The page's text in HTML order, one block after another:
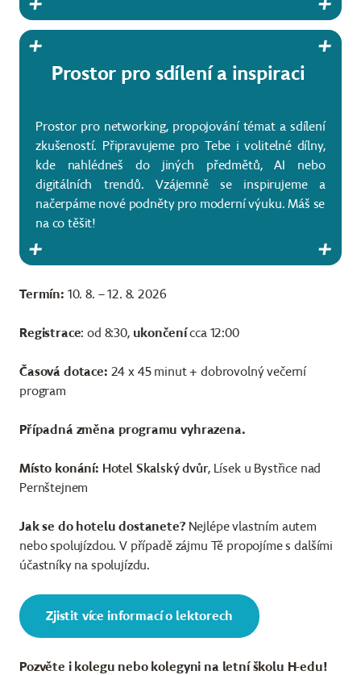
Prostor pro sdílení a inspiraci
Prostor pro networking, propojování témat a sdílení
zkušeností. Připravujeme pro Tebe i volitelné dílny,
kde nahlédneš do jiných předmětů, AI nebo
digitálních trendů. Vzájemně se inspirujeme a
načerpáme nové podněty pro moderní výuku. Máš se
na co těšit!
Termín: 10. 8. – 12. 8. 2026
Registrace: od 8:30, ukončenícca 12:00
Časová dotace: 24 x 45 minut + dobrovolný večerní
program
Případná změna programu vyhrazena.
Místo konání: Hotel Skalský dvůr, Lísek u Bystřice nad
Pernštejnem
Jak se do hotelu dostanete?Nejlépe vlastním autem
nebo spolujízdou. V případě zájmu Tě propojíme s dalšími
účastníky na spolujízdu.
Zjistit více informací o lektorech
Pozvěte i kolegu nebo kolegyni na letní školu H-edu!